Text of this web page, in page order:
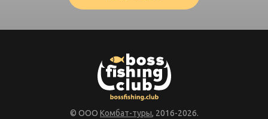
© ООО Комбат-туры, 2016-2026.